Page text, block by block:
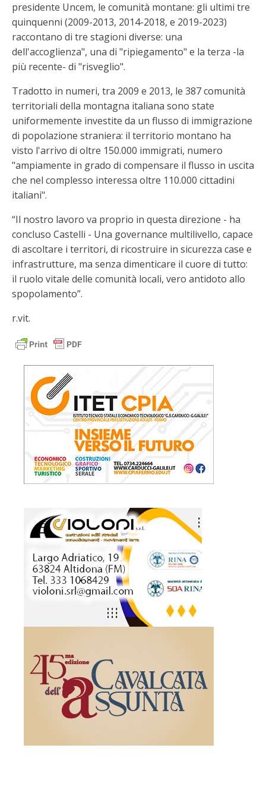
presidente Uncem, le comunità montane: gli ultimi tre
quinquenni (2009-2013, 2014-2018, e 2019-2023)
raccontano di tre stagioni diverse: una
dell'accoglienza", una di "ripiegamento" e la terza -la
più recente- di "risveglio".
Tradotto in numeri, tra 2009 e 2013, le 387 comunità
territoriali della montagna italiana sono state
uniformemente investite da un flusso di immigrazione
di popolazione straniera: il territorio montano ha
visto l'arrivo di oltre 150.000 immigrati, numero
"ampiamente in grado di compensare il flusso in uscita
che nel complesso interessa oltre 110.000 cittadini
italiani".
“Il nostro lavoro va proprio in questa direzione - ha
concluso Castelli - Una governance multilivello, capace
di ascoltare i territori, di ricostruire in sicurezza case e
infrastrutture, ma senza dimenticare il cuore di tutto:
il ruolo vitale delle comunità locali, vero antidoto allo
spopolamento”.
r.vit.